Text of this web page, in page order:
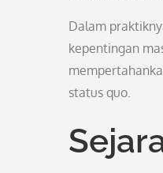
Dalam
kepentingan
status quo.